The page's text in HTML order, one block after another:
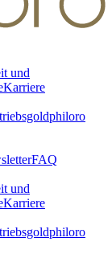
und
Karriere
philoro
FAQ
und
Karriere
philoro